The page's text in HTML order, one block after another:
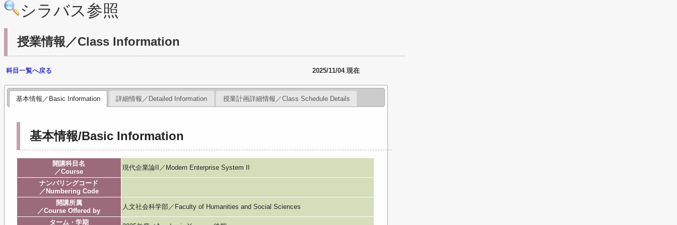
シラバス参照
授業情報／Class Information
科目一覧へ戻る 2025/11/04 現在
基本情報／Basic Information 詳細情報／Detailed Information 授業計画詳細情報／Class Schedule Details
基本情報/Basic Information
開講科目名
／Course
現代企業論II／Modern Enterprise System II
ナンバリングコード
／Numbering Code
開講所属
／Course Offered by
人文社会科学部／Faculty of Humanities and Social Sciences
ターム・学期